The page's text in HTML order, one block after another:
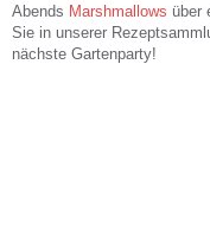
Abends Marshmallows über
Sie in unserer
nächste Gartenparty!